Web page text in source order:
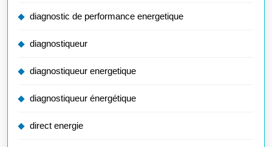
diagnostic de performance energetique
diagnostiqueur
diagnostiqueur energetique
diagnostiqueur énergétique
direct energie